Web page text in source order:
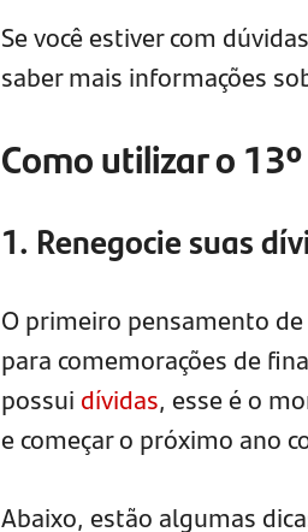
Se você estiver com
saber mais informações
Como utilizar o
1. Renegocie suas
O primeiro pensamento
para comemorações de
possui dívidas, esse é o
e começar o próximo ano
Abaixo, estão algumas